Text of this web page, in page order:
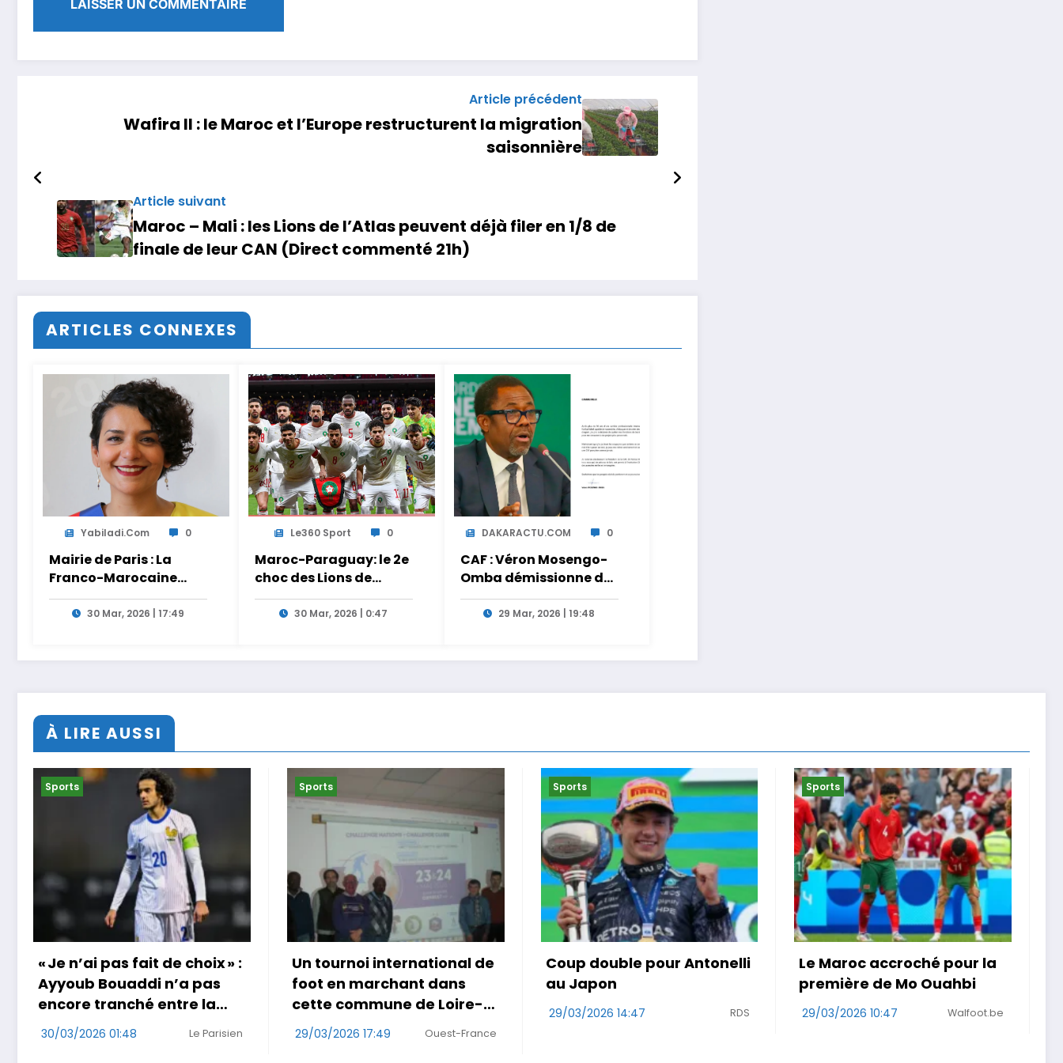
Article précédent
Wafira II : le Maroc et l’Europe restructurent la migration
saisonnière
Article suivant
Maroc – Mali : les Lions de l’Atlas peuvent déjà filer en 1/8 de
finale de leur CAN (Direct commenté 21h)
ARTICLES CONNEXES
Yabiladi.com 0
Mairie de Paris : La
Franco-Marocaine
Lamia El Aaraje
nommée première
30 Mar, 2026 | 17:49
Le360 Sport 0
Maroc-Paraguay: le 2e
choc des Lions de
Ouahbi en direct sur
Arryadia30 Mar, 2026 | 0:47
DAKARACTU.COM 0
CAF : Véron Mosengo-
Omba démissionne de
son poste de Secrétaire
Général29 Mar, 2026 | 19:48
À LIRE AUSSI
Sports
Un tournoi international de
foot en marchant dans
cette commune de Loire-
Atlantique
29/03/2026 17:49 Ouest-France
Sports
Coup double pour Antonelli
au Japon
29/03/2026 14:47 RDS
Sports
Le Maroc accroché pour la
première de Mo Ouahbi
29/03/2026 10:47 Walfoot.be
Sports
« Je ne suis pas que la
maladie » . Malgré un
cancer, une Girondine
court le Rallye Aïcha des